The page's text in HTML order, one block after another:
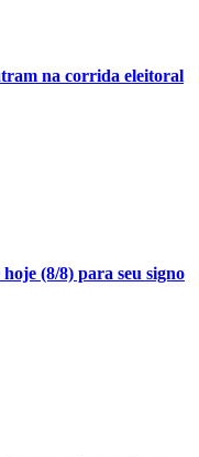
na corrida eleitoral
(8/8) para seu signo